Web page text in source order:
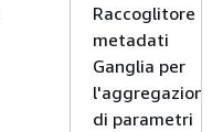
Raccoglitore di
metadati
Ganglia per
l'aggregazione
di parametri